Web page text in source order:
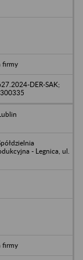
firmy
DER-SAK;
- Legnica, ul.
firmy